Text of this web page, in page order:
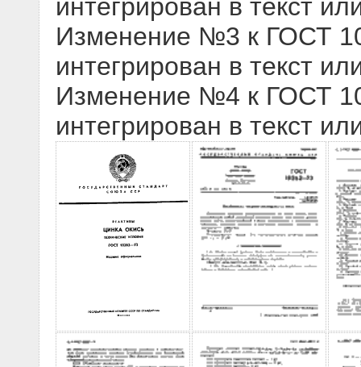
интегрирован в текст
Изменение №3 к ГОСТ
интегрирован в текст
Изменение №4 к ГОСТ
интегрирован в текст